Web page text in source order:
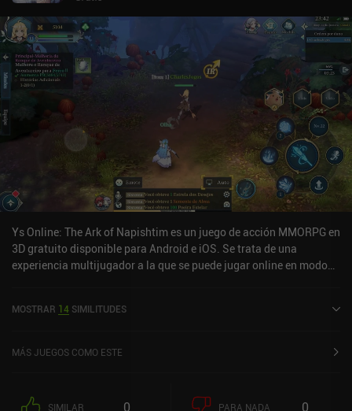
Ys Online: The Ark of Napishtim es un juego de acción MMORPG en
3D gratuito disponible para Android e iOS. Se trata de una
experiencia multijugador a la que se puede jugar online en modo
Google Play y de 4,8 sobre 5,0 en la App Store de iOS.
MOSTRAR 14 SIMILITUDES
MÁS JUEGOS COMO ESTE
SIMILAR 0 PARA NADA 0